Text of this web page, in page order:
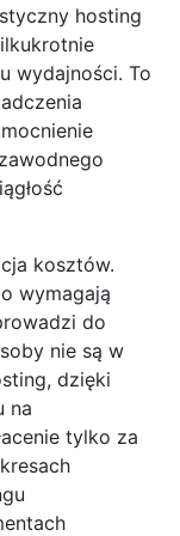
hosting
wydajności. To
kosztów.
wymagają
do
nie są w
dzięki
na
tylko za